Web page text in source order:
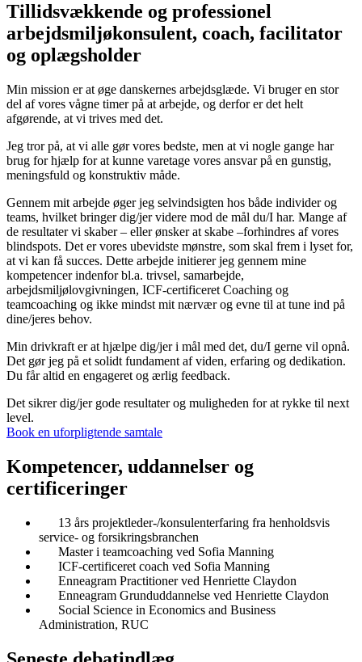
Tillidsvækkende og professionel
arbejdsmiljøkonsulent, coach, facilitator
og oplægsholder
Min mission er at øge danskernes arbejdsglæde. Vi bruger en stor
del af vores vågne timer på at arbejde, og derfor er det helt
afgørende, at vi trives med det.
Jeg tror på, at vi alle gør vores bedste, men at vi nogle gange har
brug for hjælp for at kunne varetage vores ansvar på en gunstig,
meningsfuld og konstruktiv måde.
Gennem mit arbejde øger jeg selvindsigten hos både individer og
teams, hvilket bringer dig/jer videre mod de mål du/I har. Mange af
de resultater vi skaber – eller ønsker at skabe –forhindres af vores
blindspots. Det er vores ubevidste mønstre, som skal frem i lyset for,
at vi kan få succes. Dette arbejde initierer jeg gennem mine
kompetencer indenfor bl.a. trivsel, samarbejde,
arbejdsmiljølovgivningen, ICF-certificeret Coaching og
teamcoaching og ikke mindst mit nærvær og evne til at tune ind på
dine/jeres behov.
Min drivkraft er at hjælpe dig/jer i mål med det, du/I gerne vil opnå.
Det gør jeg på et solidt fundament af viden, erfaring og dedikation.
Du får altid en engageret og ærlig feedback.
Det sikrer dig/jer gode resultater og muligheden for at rykke til next
level.
Book en uforpligtende samtale
Kompetencer, uddannelser og
certificeringer
13 års projektleder-/konsulenterfaring fra henholdsvis
service- og forsikringsbranchen
Master i teamcoaching ved Sofia Manning
ICF-certificeret coach ved Sofia Manning
Enneagram Practitioner ved Henriette Claydon
Enneagram Grunduddannelse ved Henriette Claydon
Social Science in Economics and Business
Administration, RUC